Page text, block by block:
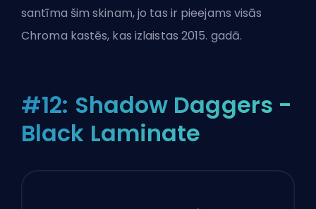
santīma šim skinam, jo tas ir pieejams visās
Chroma kastēs, kas izlaistas 2015. gadā.
#12: Shadow Daggers -
Black Laminate